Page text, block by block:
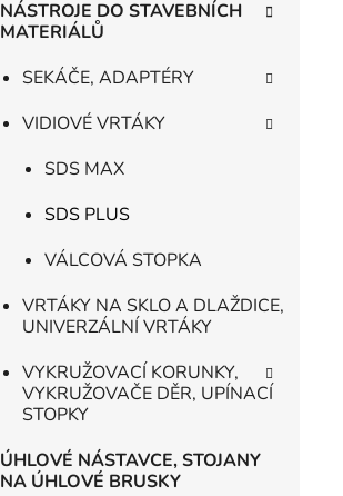
NÁSTROJE DO STAVEBNÍCH
MATERIÁLŮ
SEKÁČE, ADAPTÉRY
VIDIOVÉ VRTÁKY
SDS MAX
SDS PLUS
VÁLCOVÁ STOPKA
VRTÁKY NA SKLO A DLAŽDICE,
UNIVERZÁLNÍ VRTÁKY
VYKRUŽOVACÍ KORUNKY,
VYKRUŽOVAČE DĚR, UPÍNACÍ
STOPKY
ÚHLOVÉ NÁSTAVCE, STOJANY
NA ÚHLOVÉ BRUSKY